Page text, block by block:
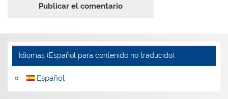
Idiomas (Español para contenido no traducido)
Español